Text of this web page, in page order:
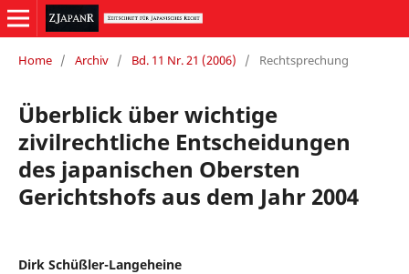
Home / Archiv / Bd. 11 Nr. 21 (2006) / Rechtsprechung
Überblick über wichtige
zivilrechtliche Entscheidungen
des japanischen Obersten
Gerichtshofs aus dem Jahr 2004
Dirk Schüßler-Langeheine